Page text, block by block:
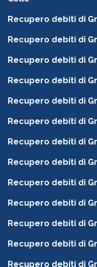
Recupero debiti di
Recupero debiti di
Recupero debiti di
Recupero debiti di
Recupero debiti di
Recupero debiti di
Recupero debiti di
Recupero debiti di
Recupero debiti di
Recupero debiti di
Recupero debiti di
Recupero debiti di
Recupero debiti di